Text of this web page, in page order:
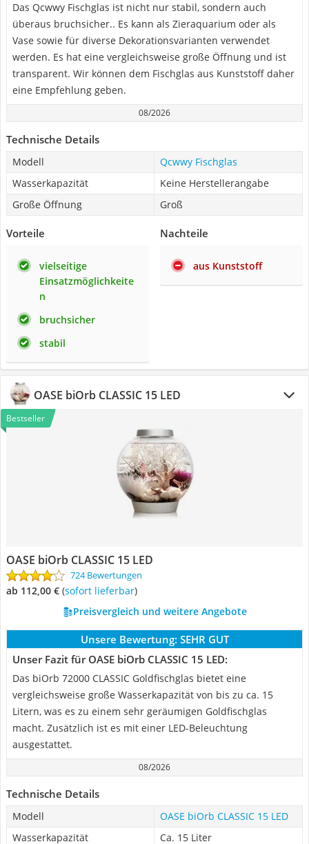
Das Qcwwy Fischglas ist nicht nur stabil, sondern auch
überaus bruchsicher.. Es kann als Zieraquarium oder als
Vase sowie für diverse Dekorationsvarianten verwendet
werden. Es hat eine vergleichsweise große Öffnung und ist
transparent. Wir können dem Fischglas aus Kunststoff daher
eine Empfehlung geben.
08/2026
Technische Details
Modell
Qcwwy Fischglas
Wasserkapazität
Keine Herstellerangabe
Große Öffnung
Groß
Vorteile
vielseitige
Einsatzmöglichkeite
n
bruchsicher
stabil
Nachteile
aus Kunststoff
OASE biOrb CLASSIC 15 LED
Bestseller
OASE biOrb CLASSIC 15 LED
724 Bewertungen
ab 112,00 € ( Sofort lieferbar)
Preisvergleich und weitere Angebote
Unsere Bewertung: SEHR GUT
Unser Fazit für OASE biOrb CLASSIC 15 LED:
Das biOrb 72000 CLASSIC Goldfischglas bietet eine
vergleichsweise große Wasserkapazität von bis zu ca. 15
Litern, was es zu einem sehr geräumigen Goldfischglas
macht. Zusätzlich ist es mit einer LED-Beleuchtung
ausgestattet.
08/2026
Technische Details
Modell
OASE biOrb CLASSIC 15 LED
Wasserkapazität
Ca. 15 Liter